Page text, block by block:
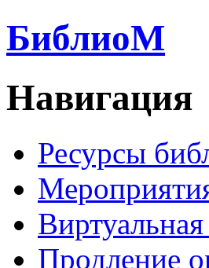
БиблиоМ
Навигация
Ресурсы
Продление